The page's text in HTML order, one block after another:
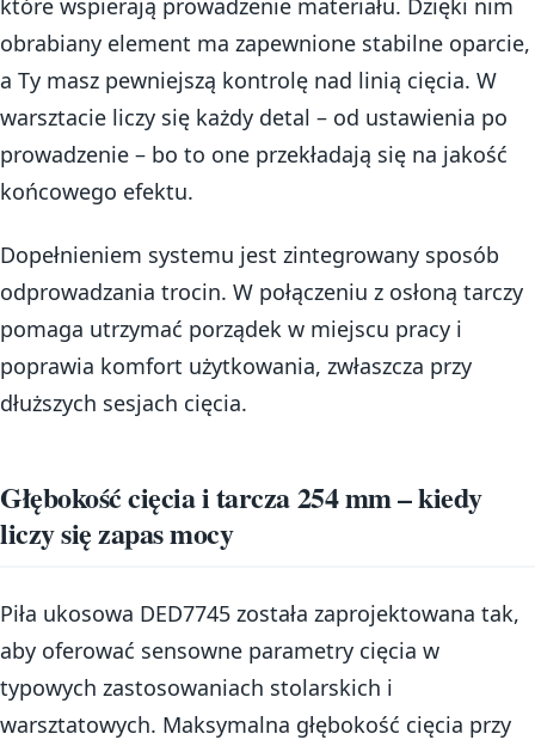
które wspierają prowadzenie materiału. Dzięki nim
obrabiany element ma zapewnione stabilne oparcie,
a Ty masz pewniejszą kontrolę nad linią cięcia. W
warsztacie liczy się każdy detal – od ustawienia po
prowadzenie – bo to one przekładają się na jakość
końcowego efektu.
Dopełnieniem systemu jest zintegrowany sposób
odprowadzania trocin. W połączeniu z osłoną tarczy
pomaga utrzymać porządek w miejscu pracy i
poprawia komfort użytkowania, zwłaszcza przy
dłuższych sesjach cięcia.
Głębokość cięcia i tarcza 254 mm – kiedy
liczy się zapas mocy
Piła ukosowa DED7745 została zaprojektowana tak,
aby oferować sensowne parametry cięcia w
typowych zastosowaniach stolarskich i
warsztatowych. Maksymalna głębokość cięcia przy